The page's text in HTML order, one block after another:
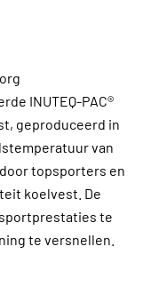
INUTEQ-PAC®
geproduceerd in
van
topsporters en
koelvest. De
te
te versnellen.